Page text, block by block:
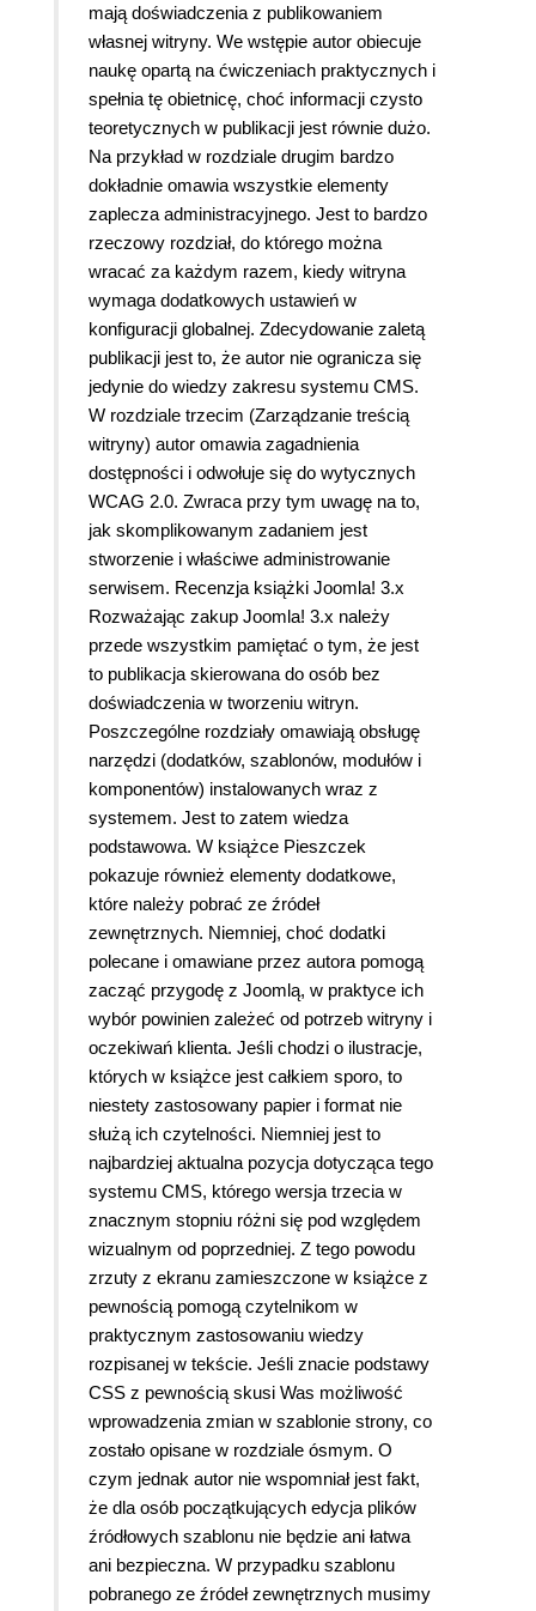
mają doświadczenia z publikowaniem
własnej witryny. We wstępie autor obiecuje
naukę opartą na ćwiczeniach praktycznych i
spełnia tę obietnicę, choć informacji czysto
teoretycznych w publikacji jest równie dużo.
Na przykład w rozdziale drugim bardzo
dokładnie omawia wszystkie elementy
zaplecza administracyjnego. Jest to bardzo
rzeczowy rozdział, do którego można
wracać za każdym razem, kiedy witryna
wymaga dodatkowych ustawień w
konfiguracji globalnej. Zdecydowanie zaletą
publikacji jest to, że autor nie ogranicza się
jedynie do wiedzy zakresu systemu CMS.
W rozdziale trzecim (Zarządzanie treścią
witryny) autor omawia zagadnienia
dostępności i odwołuje się do wytycznych
WCAG 2.0. Zwraca przy tym uwagę na to,
jak skomplikowanym zadaniem jest
stworzenie i właściwe administrowanie
serwisem. Recenzja książki Joomla! 3.x
Rozważając zakup Joomla! 3.x należy
przede wszystkim pamiętać o tym, że jest
to publikacja skierowana do osób bez
doświadczenia w tworzeniu witryn.
Poszczególne rozdziały omawiają obsługę
narzędzi (dodatków, szablonów, modułów i
komponentów) instalowanych wraz z
systemem. Jest to zatem wiedza
podstawowa. W książce Pieszczek
pokazuje również elementy dodatkowe,
które należy pobrać ze źródeł
zewnętrznych. Niemniej, choć dodatki
polecane i omawiane przez autora pomogą
zacząć przygodę z Joomlą, w praktyce ich
wybór powinien zależeć od potrzeb witryny i
oczekiwań klienta. Jeśli chodzi o ilustracje,
których w książce jest całkiem sporo, to
niestety zastosowany papier i format nie
służą ich czytelności. Niemniej jest to
najbardziej aktualna pozycja dotycząca tego
systemu CMS, którego wersja trzecia w
znacznym stopniu różni się pod względem
wizualnym od poprzedniej. Z tego powodu
zrzuty z ekranu zamieszczone w książce z
pewnością pomogą czytelnikom w
praktycznym zastosowaniu wiedzy
rozpisanej w tekście. Jeśli znacie podstawy
CSS z pewnością skusi Was możliwość
wprowadzenia zmian w szablonie strony, co
zostało opisane w rozdziale ósmym. O
czym jednak autor nie wspomniał jest fakt,
że dla osób początkujących edycja plików
źródłowych szablonu nie będzie ani łatwa
ani bezpieczna. W przypadku szablonu
pobranego ze źródeł zewnętrznych musimy